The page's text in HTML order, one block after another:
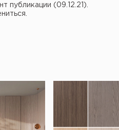
публикации (09.12.21).